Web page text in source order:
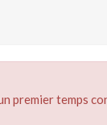
premier temps